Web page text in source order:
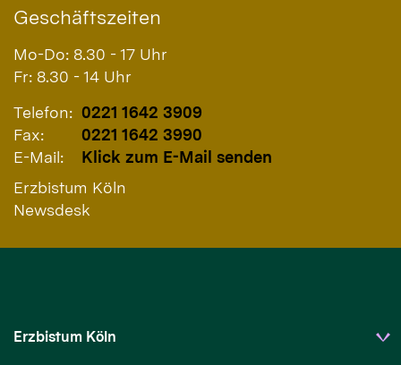
Geschäftszeiten
Mo-Do: 8.30 - 17 Uhr
Fr: 8.30 - 14 Uhr
Telefon: 0221 1642 3909
Fax:
0221 1642 3990
E-Mail:
Klick zum E-Mail senden
Erzbistum Köln
Newsdesk
Erzbistum Köln